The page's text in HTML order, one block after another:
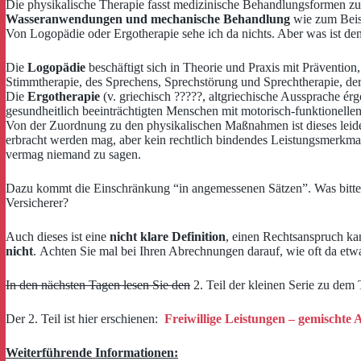
Die physikalische Therapie fasst medizinische Behandlungsformen
Wasseranwendungen und mechanische Behandlung wie zum
Von Logopädie oder Ergotherapie sehe ich da nichts. Aber was ist
Die Logopädie beschäftigt sich in Theorie und Praxis mit
Stimmtherapie, des Sprechens, Sprechstörung und Sprechtherapie,
Die Ergotherapie (v. griechisch ?????, altgriechische Aussprache
gesundheitlich beeinträchtigten Menschen mit motorisch-
Von der Zuordnung zu den physikalischen Maßnahmen ist dieses
erbracht werden mag, aber kein rechtlich bindendes
vermag niemand zu sagen.
Dazu kommt die Einschränkung “in angemessenen Sätzen”. Was
Versicherer?
Auch dieses ist eine nicht klare Definition, einen Rechtsanspruch
nicht. Achten Sie mal bei Ihren Abrechnungen darauf, wie oft da
In den nächsten Tagen lesen Sie den 2. Teil der kleinen Serie zu dem
Der 2. Teil ist hier erschienen: Freiwillige Leistungen – gemischte
Weiterführende Informationen: